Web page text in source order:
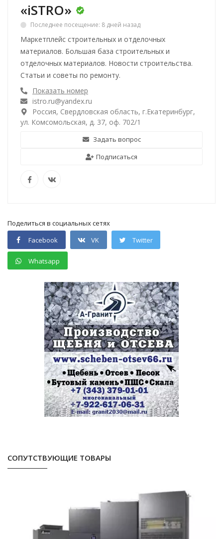
«iSTRO»
Последнее посещение: 8 дней назад
Маркетплейс строительных и отделочных
материалов. Большая база строительных и
отделочных материалов. Новости строительства.
Статьи и советы по ремонту.
Показать номер
istro.ru@yandex.ru
Россия, Свердловская область, г.Екатеринбург,
ул. Комсомольская, д. 37, оф. 702/1
Задать вопрос
Подписаться
Поделиться в социальных сетях
Facebook
VK Twitter
Whatsapp
СОПУТСТВУЮЩИЕ ТОВАРЫ